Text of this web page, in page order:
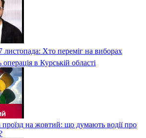
листопада: Хто переміг на виборах
в Курській області
на жовтий: що думають водії про